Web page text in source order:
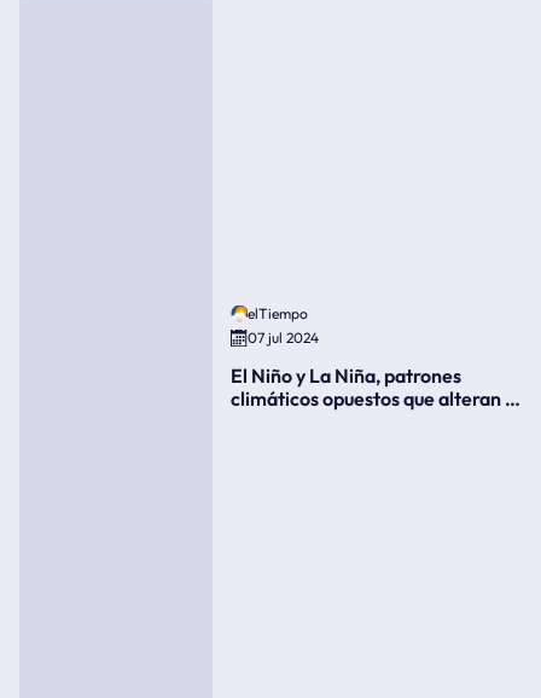
elTiempo
07 jul 2024
El Niño y La Niña, patrones
climáticos opuestos que alteran la